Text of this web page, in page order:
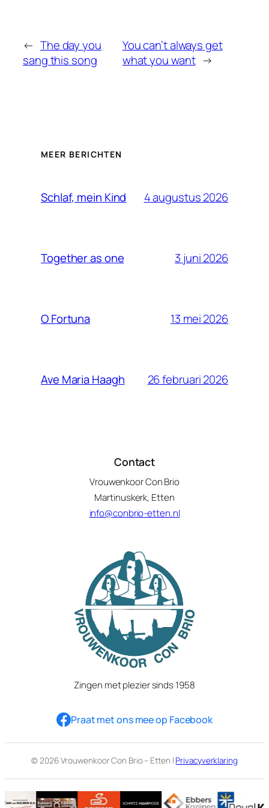
← The day you
sang this song
You can’t always get
what you want →
MEER BERICHTEN
Schlaf, mein Kind 4 augustus 2026
Together as one 3 juni 2026
O Fortuna 13 mei 2026
Ave Maria Haagh 26 februari 2026
Contact
Vrouwenkoor Con Brio
Martinuskerk, Etten
info@conbrio-etten.nl
Zingen met plezier sinds 1958
Praat met ons mee op Facebook
© 2026 Vrouwenkoor Con Brio – Etten | Privacyverklaring